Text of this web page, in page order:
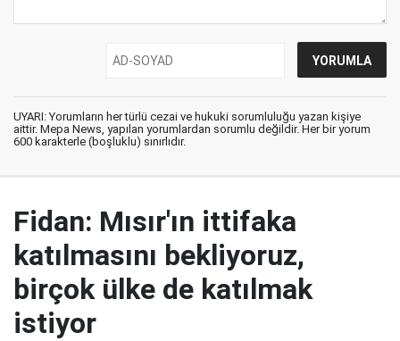
UYARI: Yorumların her türlü cezai ve hukuki sorumluluğu yazan kişiye
aittir. Mepa News, yapılan yorumlardan sorumlu değildir. Her bir yorum
600 karakterle (boşluklu) sınırlıdır.
Fidan: Mısır'ın ittifaka
katılmasını bekliyoruz,
birçok ülke de katılmak
istiyor